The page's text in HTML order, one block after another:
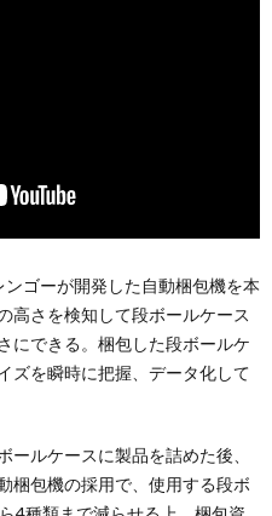
ゴーが開発した自動梱包機を本
高さを検知して段ボールケース
にできる。梱包した段ボールケ
ズを瞬時に把握、データ化して
ルケースに製品を詰めた後、
梱包機の採用で、使用する段ボ